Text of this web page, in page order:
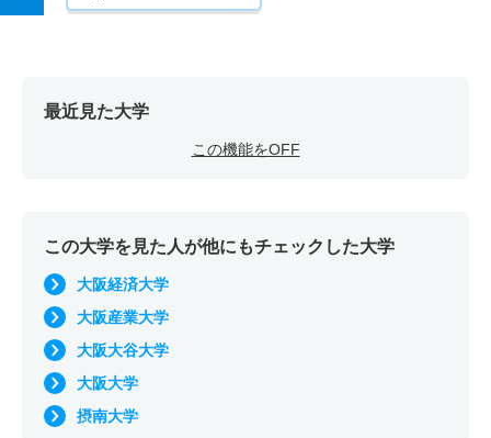
最近見た大学
この機能をOFF
この大学を見た人が他にもチェックした大学
大阪経済大学
大阪産業大学
大阪大谷大学
大阪大学
摂南大学